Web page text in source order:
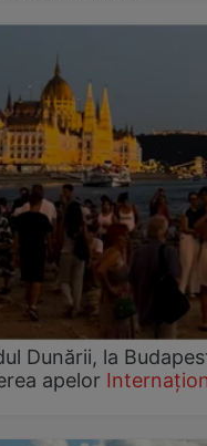
Dunării, la
apelor